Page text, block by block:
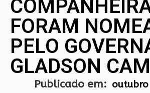
FORAM
PELO
GLADSON
Publicado em: